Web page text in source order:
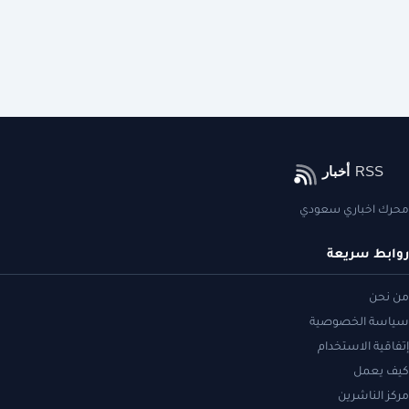
محرك اخباري سعودي
روابط سريعة
من نحن
سياسة الخصوصية
إتفاقية الاستخدام
كيف يعمل
مركز الناشرين